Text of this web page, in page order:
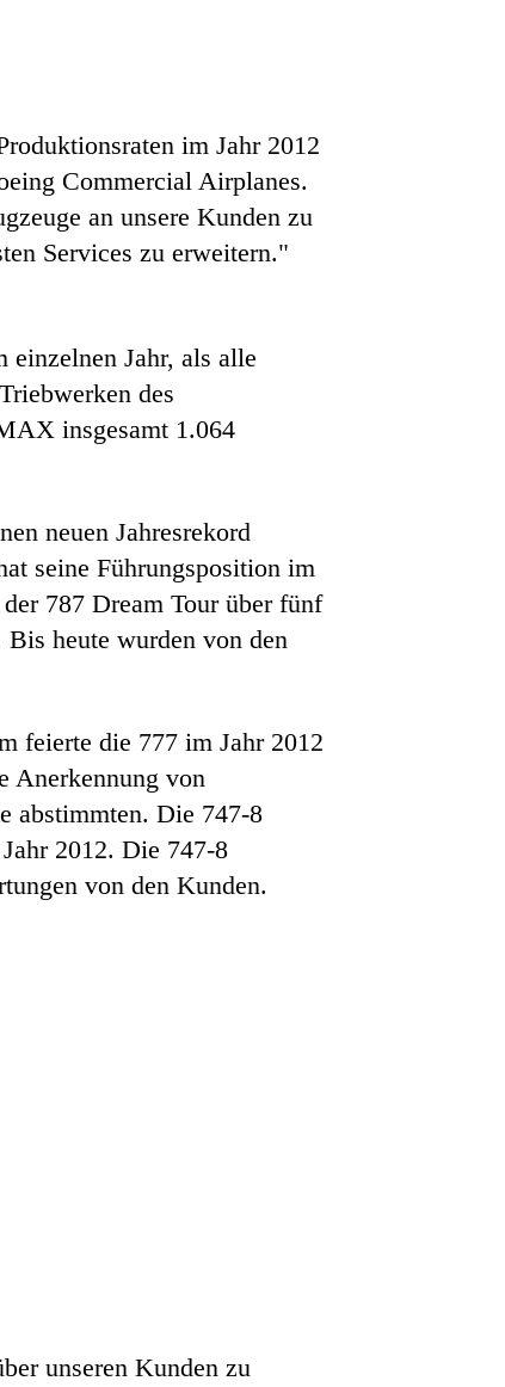
im Jahr 2012
Commercial Airplanes.
an unsere Kunden zu
Services zu erweitern."
einzelnen Jahr, als alle
des
insgesamt 1.064
neuen Jahresrekord
seine Führungsposition im
787 Dream Tour über fünf
heute wurden von den
feierte die 777 im Jahr 2012
Anerkennung von
abstimmten. Die 747-8
2012. Die 747-8
von den Kunden.
unseren Kunden zu